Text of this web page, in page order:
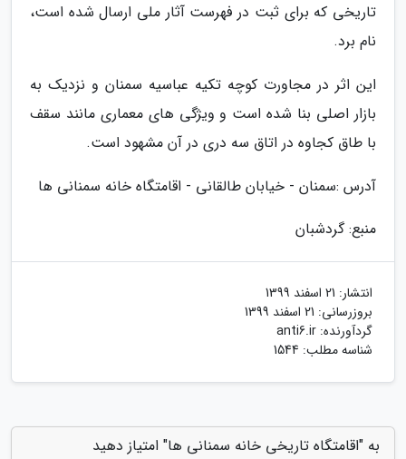
تاریخی که برای ثبت در فهرست آثار ملی ارسال شده است،
نام برد.
این اثر در مجاورت کوچه تکیه عباسیه سمنان و نزدیک به
بازار اصلی بنا شده است و ویژگی های معماری مانند سقف
با طاق کجاوه در اتاق سه دری در آن مشهود است.
آدرس :سمنان - خیابان طالقانی - اقامتگاه خانه سمنانی ها
منبع: گردشبان
انتشار: 21 اسفند 1399
بروزرسانی: 21 اسفند 1399
گردآورنده: anti6.ir
شناسه مطلب: 1544
به "اقامتگاه تاریخی خانه سمنانی ها" امتیاز دهید